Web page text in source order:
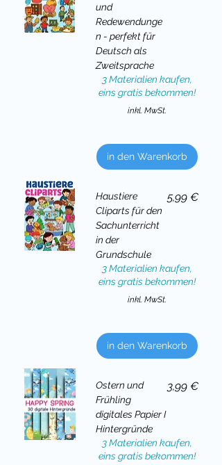
und
Redewendunge
n - perfekt für
Deutsch als
Zweitsprache
3 Materialien kaufen,
eins gratis bekommen!
inkl. MwSt.
in den Warenkorb
Haustiere
Cliparts für den
Sachunterricht
in der
Grundschule
Preis
5,99 €
3 Materialien kaufen,
eins gratis bekommen!
inkl. MwSt.
in den Warenkorb
Ostern und
Frühling
digitales Papier I
Hintergründe
Preis
3,99 €
3 Materialien kaufen,
eins gratis bekommen!